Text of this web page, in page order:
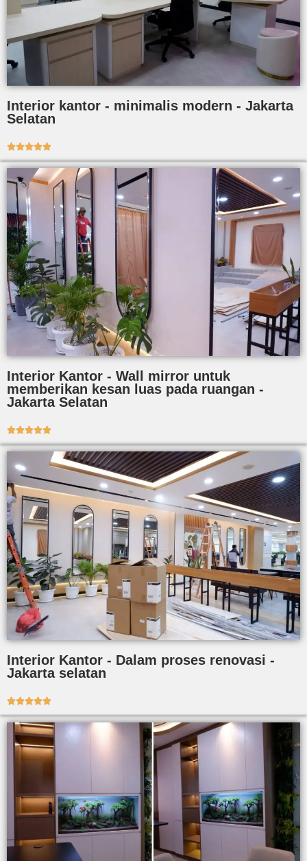
Interior kantor - minimalis modern - Jakarta
Selatan

Interior Kantor - Wall mirror untuk
memberikan kesan luas pada ruangan -
Jakarta Selatan

Interior Kantor - Dalam proses renovasi -
Jakarta selatan
